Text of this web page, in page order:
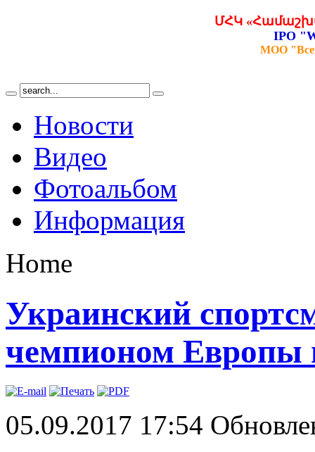
ՄՀԿ
IPO
МОО
Новости
Видео
Фотоальбом
Информация
Home
Украинский
чемпионом Европы
05.09.2017 17:54